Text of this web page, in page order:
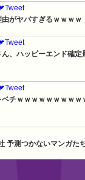
由がヤバすぎるｗｗｗｗ
ん、ハッピーエンド確
ベチｗｗｗｗｗｗｗｗ
予測つかないマンガた